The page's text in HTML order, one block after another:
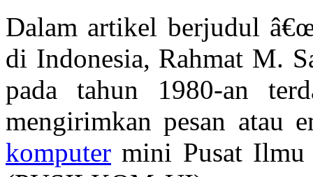
Dalam artikel berjudul
di Indonesia, Rahmat M.
pada tahun 1980-an
mengirimkan pesan atau
komputer mini Pusat Ilmu